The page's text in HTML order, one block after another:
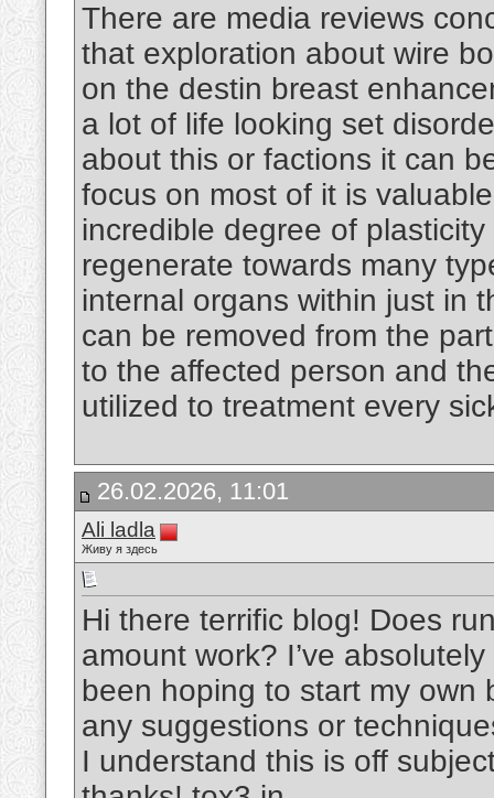
There are media reviews
that exploration about wire
on the destin breast
a lot of life looking set
about this or factions it can
focus on most of it is
incredible degree of
regenerate towards many
internal organs within just in
can be removed from the
to the affected person and
utilized to treatment every
26.02.2026, 11:01
Ali ladla
Живу я здесь
Hi there terrific blog! Does
amount work? I’ve
been hoping to start my own
any suggestions or
I understand this is off